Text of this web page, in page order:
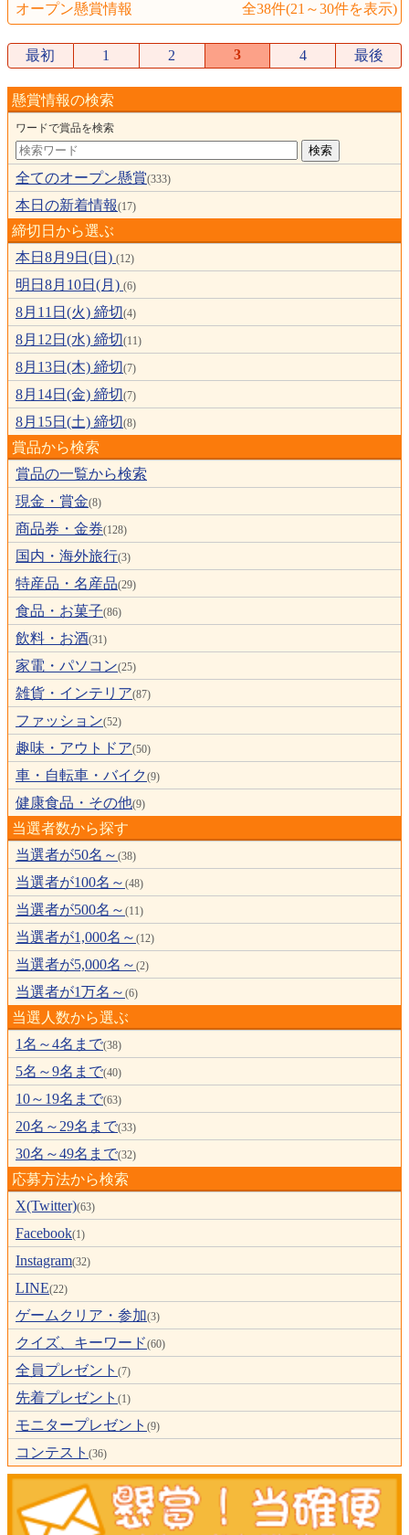
オープン懸賞情報 全38件(21～30件を表示)
最初 1 2 3 4 最後
懸賞情報の検索
ワードで賞品を検索
全てのオープン懸賞(333)
本日の新着情報(17)
締切日から選ぶ
本日8月9日(日) (12)
明日8月10日(月) (6)
8月11日(火) 締切(4)
8月12日(水) 締切(11)
8月13日(木) 締切(7)
8月14日(金) 締切(7)
8月15日(土) 締切(8)
賞品から検索
賞品の一覧から検索
現金・賞金(8)
商品券・金券(128)
国内・海外旅行(3)
特産品・名産品(29)
食品・お菓子(86)
飲料・お酒(31)
家電・パソコン(25)
雑貨・インテリア(87)
ファッション(52)
趣味・アウトドア(50)
車・自転車・バイク (9)
健康食品・その他(9)
当選者数から探す
当選者が50名～ (38)
当選者が100名～ (48)
当選者が500名～ (11)
当選者が1,000名～ (12)
当選者が5,000名～ (2)
当選者が1万名～ (6)
当選人数から選ぶ
1名～4名まで(38)
5名～9名まで(40)
10～19名まで(63)
20名～29名まで(33)
30名～49名まで(32)
応募方法から検索
X(Twitter)(63)
Facebook(1)
Instagram(32)
LINE(22)
ゲームクリア・参加(3)
クイズ、キーワード(60)
全員プレゼント (7)
先着プレゼント (1)
モニタープレゼント (9)
コンテスト (36)